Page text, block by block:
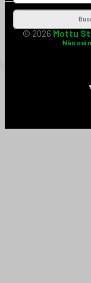
© 2026 Mottu
Não sei